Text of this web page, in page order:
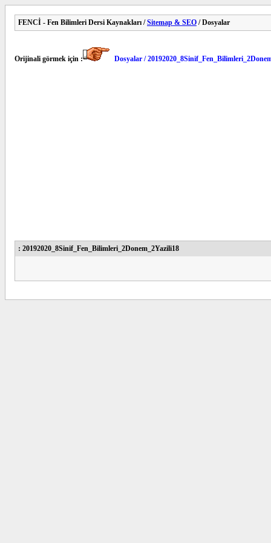
FENCİ - Fen Bilimleri Dersi Kaynakları /Sitemap & SEO / Dosyalar
Orijinali görmek için : Dosyalar /
: 20192020_8Sinif_Fen_Bilimleri_2Donem_2Yazili18